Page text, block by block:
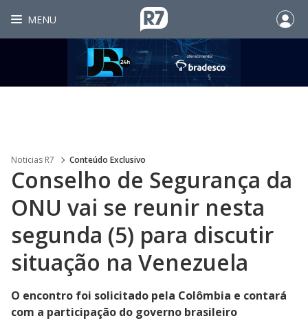
MENU
Noticias R7 Conteúdo Exclusivo
Conselho de Segurança da
ONU vai se reunir nesta
segunda (5) para discutir
situação na Venezuela
O encontro foi solicitado pela Colômbia e contará
com a participação do governo brasileiro